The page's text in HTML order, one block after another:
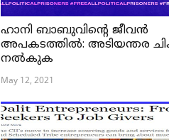
ഹാനി ബാബുവിന്റെ ജീവൻ
അപകടത്തിൽ: അടിയന്തര
നൽകുക
May 12, 2021